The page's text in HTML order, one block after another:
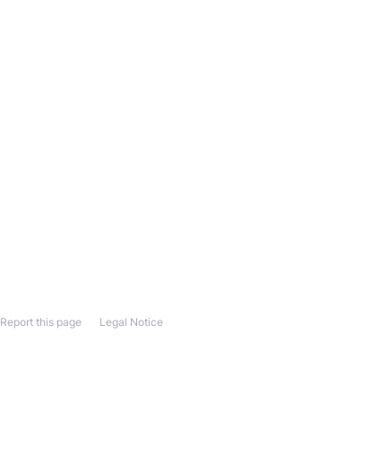
Legal Notice
Report this page